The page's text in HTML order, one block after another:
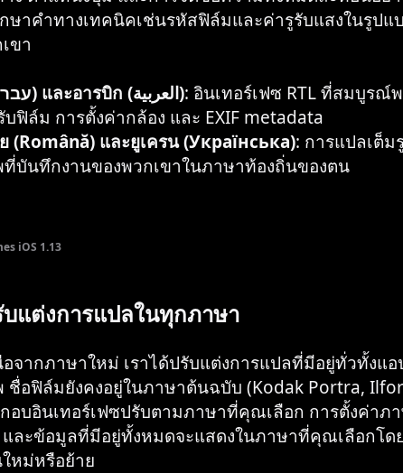
าคำทางเทคนิคเช่นรหัสฟิล์มและค่ารูรับแสงในรูปแ
ขา
ฮีบรู (עברית) และอารบิก (العربية): อินเทอร์เฟซ RTL ที่สมบูรณ์
ฟิล์ม การตั้งค่ากล้อง และ EXIF metadata
(Română) และยูเครน (Українська): การแปลเต็
บันทึกงานของพวกเขาในภาษาท้องถิ่นของตน
iOS 1.13
บแต่งการแปลในทุกภาษา
จากภาษาใหม่ เราได้ปรับแต่งการแปลที่มีอยู่ทั่วทั้งแ
ชื่อฟิล์มยังคงอยู่ในภาษาต้นฉบับ (Kodak Portra,
อบอินเทอร์เฟซปรับตามภาษาที่คุณเลือก การตั้งค่าภ
ละข้อมูลที่มีอยู่ทั้งหมดจะแสดงในภาษาที่คุณเลือกโด
หม่หรือย้าย